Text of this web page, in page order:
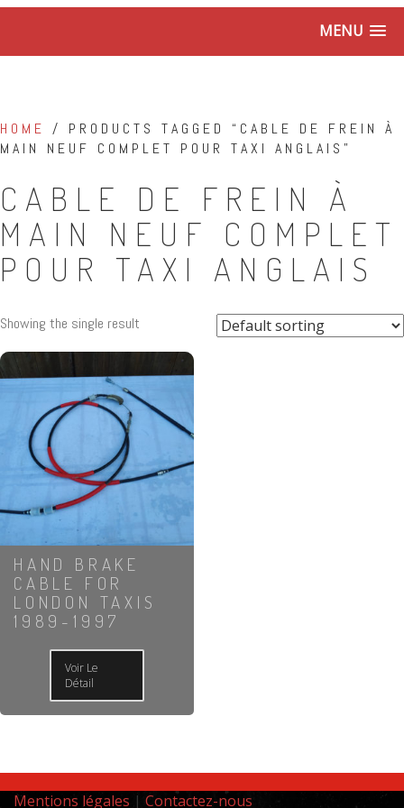
MENU
HOME / PRODUCTS TAGGED “CABLE DE FREIN À
MAIN NEUF COMPLET POUR TAXI ANGLAIS”
CABLE DE FREIN À
MAIN NEUF COMPLET
POUR TAXI ANGLAIS
Showing the single result
HAND BRAKE
CABLE FOR
LONDON TAXIS
1989-1997
Voir Le
Détail
Mentions légales | Contactez-nous